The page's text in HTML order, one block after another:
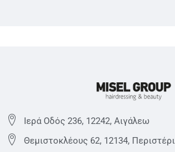
Ιερά Οδός 236, 12242, Αιγάλεω
Θεμιστoκλέους 62, 12134, Περιστέρι